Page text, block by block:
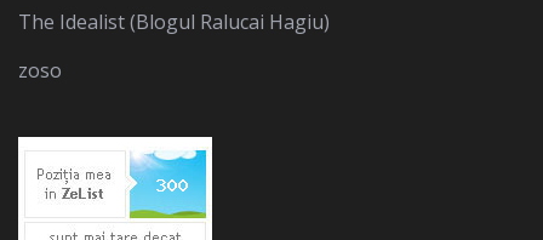
The Idealist (Blogul Ralucai Hagiu)
zoso